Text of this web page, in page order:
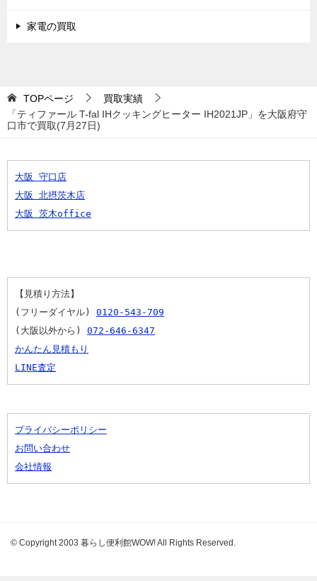
家電の買取
TOPページ
買取実績
「ティファール T-fal IHクッキングヒーター IH2021JP」を大阪府守
口市で買取(7月27日)
大阪 守口店
大阪 北摂茨木店
大阪 茨木office
【見積り方法】
(フリーダイヤル) 0120-543-709
(大阪以外から) 072-646-6347
かんたん見積もり
LINE査定
プライバシーポリシー
お問い合わせ
会社情報
© Copyright 2003 暮らし便利館WOW! All Rights Reserved.